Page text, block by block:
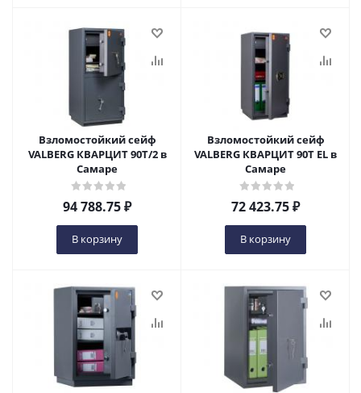
Взломостойкий сейф
VALBERG КВАРЦИТ 90Т/2 в
Самаре
94 788.75₽
В корзину
Взломостойкий сейф
VALBERG КВАРЦИТ 90Т EL в
Самаре
72 423.75₽
В корзину